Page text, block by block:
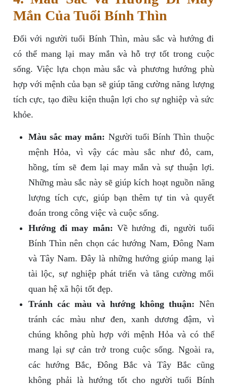
Mắn Của Tuổi Bính Thìn
Đối với người tuổi Bính Thìn, màu sắc và hướng đi
có thể mang lại may mắn và hỗ trợ tốt trong cuộc
sống. Việc lựa chọn màu sắc và phương hướng phù
hợp với mệnh của bạn sẽ giúp tăng cường năng lượng
tích cực, tạo điều kiện thuận lợi cho sự nghiệp và sức
khỏe.
Màu sắc may mắn: Người tuổi Bính Thìn thuộc
mệnh Hỏa, vì vậy các màu sắc như đỏ, cam,
hồng, tím sẽ đem lại may mắn và sự thuận lợi.
Những màu sắc này sẽ giúp kích hoạt nguồn năng
lượng tích cực, giúp bạn thêm tự tin và quyết
đoán trong công việc và cuộc sống.
Hướng đi may mắn: Về hướng đi, người tuổi
Bính Thìn nên chọn các hướng Nam, Đông Nam
và Tây Nam. Đây là những hướng giúp mang lại
tài lộc, sự nghiệp phát triển và tăng cường mối
quan hệ xã hội tốt đẹp.
Tránh các màu và hướng không thuận: Nên
tránh các màu như đen, xanh dương đậm, vì
chúng không phù hợp với mệnh Hỏa và có thể
mang lại sự cản trở trong cuộc sống. Ngoài ra,
các hướng Bắc, Đông Bắc và Tây Bắc cũng
không phải là hướng tốt cho người tuổi Bính